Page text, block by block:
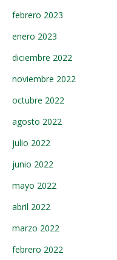
febrero 2023
enero 2023
diciembre 2022
noviembre 2022
octubre 2022
agosto 2022
julio 2022
junio 2022
mayo 2022
abril 2022
marzo 2022
febrero 2022